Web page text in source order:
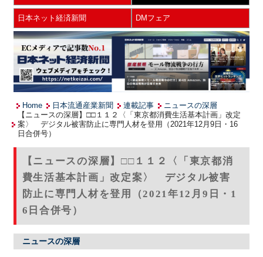
日本ネット経済新聞 DMフェア
Home 日本流通産業新聞 連載記事
ニュースの深層
【ニュースの深層】□□１１２〈「東京都消費生活基本計画」改定
案〉 デジタル被害防止に専門人材を登用（2021年12月9日・16
日合併号）
【ニュースの深層】□□１１２〈「東京都消
費生活基本計画」改定案〉 デジタル被害
防止に専門人材を登用（2021年12月9日・1
6日合併号）
ニュースの深層